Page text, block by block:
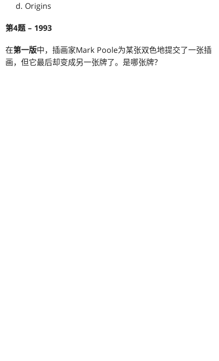
Origins
第4题 – 1993
在第一版中，插画家Mark Poole为某张双色地提交了一张插
画，但它最后却变成另一张牌了。是哪张牌？